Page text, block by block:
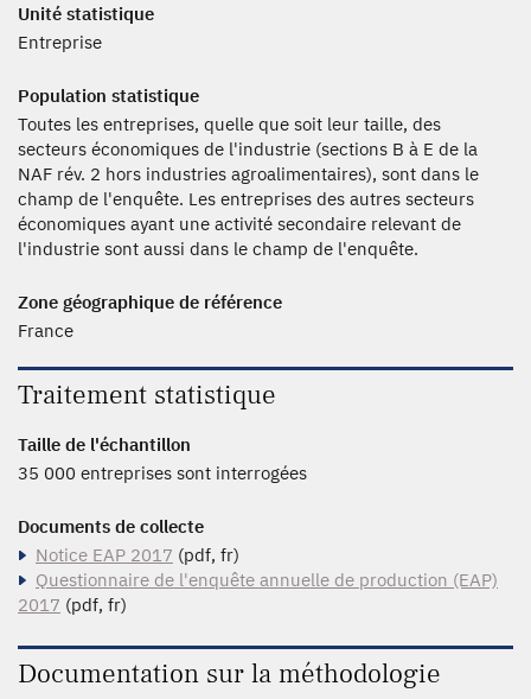
Unité statistique
Entreprise
Population statistique
Toutes les entreprises, quelle que soit leur taille, des
secteurs économiques de l'industrie (sections B à E de la
NAF rév. 2 hors industries agroalimentaires), sont dans le
champ de l'enquête. Les entreprises des autres secteurs
économiques ayant une activité secondaire relevant de
l'industrie sont aussi dans le champ de l'enquête.
Zone géographique de référence
France
Traitement statistique
Taille de l'échantillon
35 000 entreprises sont interrogées
Documents de collecte
Notice EAP 2017 (pdf, fr)
Questionnaire de l'enquête annuelle de production (EAP)
2017 (pdf, fr)
Documentation sur la méthodologie